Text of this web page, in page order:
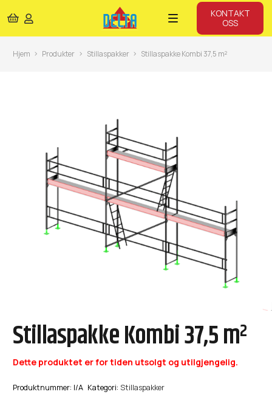
KONTAKT
OSS
Hjem Produkter Stillaspakker Stillaspakke Kombi 37,5 m²
Stillaspakke Kombi 37,5 m²
Dette produktet er for tiden utsolgt og utilgjengelig.
Produktnummer: I/A Kategori:Stillaspakker